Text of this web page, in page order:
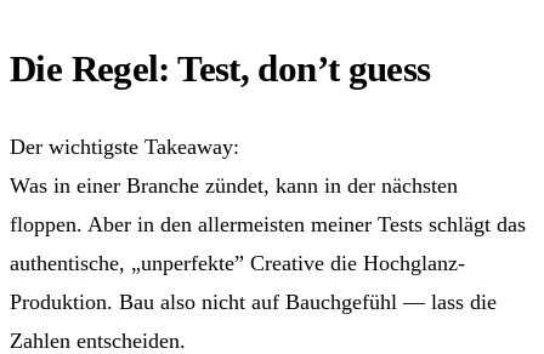
Die Regel: Test, don’t guess
Der wichtigste Takeaway:
Was in einer Branche zündet, kann in der nächsten
floppen. Aber in den allermeisten meiner Tests schlägt das
authentische, „unperfekte” Creative die Hochglanz-
Produktion. Bau also nicht auf Bauchgefühl — lass die
Zahlen entscheiden.